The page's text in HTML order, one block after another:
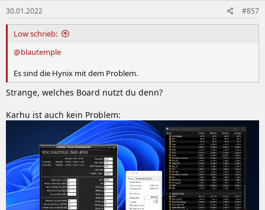
30.01.2022 #857
Low schrieb:
@blautemple
Es sind die Hynix mit dem Problem.
Strange, welches Board nutzt du denn?
Karhu ist auch kein Problem: